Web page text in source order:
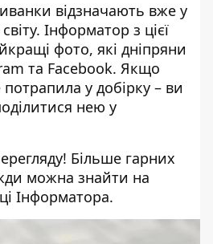
відзначають вже у
Інформатор з цієї
фото, які дніпряни
та Facebook. Якщо
у добірку – ви
нею у
Більше гарних
можна знайти на
Інформатора.